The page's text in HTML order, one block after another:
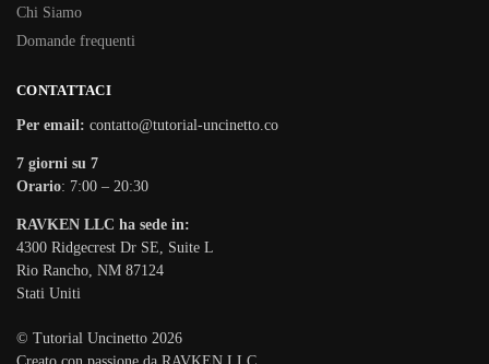
Chi Siamo
Domande frequenti
CONTATTACI
Per email: contatto@tutorial-uncinetto.co
7 giorni su 7
Orario: 7:00 – 20:30
RAVKEN LLC ha sede in:
4300 Ridgecrest Dr SE, Suite L
Rio Rancho, NM 87124
Stati Uniti
© Tutorial Uncinetto 2026